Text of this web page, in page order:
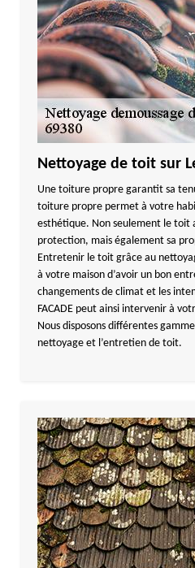
Nettoyage de toit sur
Une toiture propre garantit sa
toiture propre permet à votre
esthétique. Non seulement le toit
protection, mais également sa
Entretenir le toit grâce au
à votre maison d’avoir un bon
changements de climat et les
FACADE peut ainsi intervenir à
Nous disposons différentes
nettoyage et l’entretien de toit.